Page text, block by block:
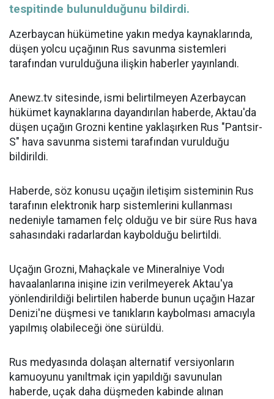
tespitinde bulunulduğunu bildirdi.
Azerbaycan hükümetine yakın medya kaynaklarında,
düşen yolcu uçağının Rus savunma sistemleri
tarafından vurulduğuna ilişkin haberler yayınlandı.
Anewz.tv sitesinde, ismi belirtilmeyen Azerbaycan
hükümet kaynaklarına dayandırılan haberde, Aktau'da
düşen uçağın Grozni kentine yaklaşırken Rus "Pantsir-
S" hava savunma sistemi tarafından vurulduğu
bildirildi.
Haberde, söz konusu uçağın iletişim sisteminin Rus
tarafının elektronik harp sistemlerini kullanması
nedeniyle tamamen felç olduğu ve bir süre Rus hava
sahasındaki radarlardan kaybolduğu belirtildi.
Uçağın Grozni, Mahaçkale ve Mineralniye Vodı
havaalanlarına inişine izin verilmeyerek Aktau'ya
yönlendirildiği belirtilen haberde bunun uçağın Hazar
Denizi'ne düşmesi ve tanıkların kaybolması amacıyla
yapılmış olabileceği öne sürüldü.
Rus medyasında dolaşan alternatif versiyonların
kamuoyunu yanıltmak için yapıldığı savunulan
haberde, uçak daha düşmeden kabinde alınan